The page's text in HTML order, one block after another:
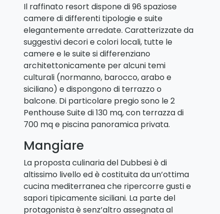
Il raffinato resort dispone di 96 spaziose
camere di differenti tipologie e suite
elegantemente arredate. Caratterizzate da
suggestivi decori e colori locali, tutte le
camere e le suite si differenziano
architettonicamente per alcuni temi
culturali (normanno, barocco, arabo e
siciliano) e dispongono di terrazzo o
balcone. Di particolare pregio sono le 2
Penthouse Suite di 130 mq, con terrazza di
700 mq e piscina panoramica privata.
Mangiare
La proposta culinaria del Dubbesi è di
altissimo livello ed è costituita da un’ottima
cucina mediterranea che ripercorre gusti e
sapori tipicamente siciliani. La parte del
protagonista è senz’altro assegnata al